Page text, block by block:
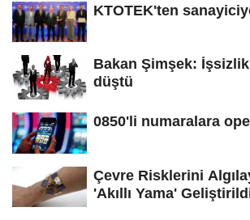
KTOTEK'ten
Bakan Şimşek:
düştü
0850'li numaralara
Çevre Risklerini
'Akıllı Yama'